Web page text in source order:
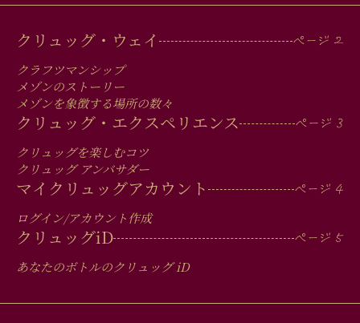
MAIN
MEN
IN
FOOTER
クリュッグ・ウェイ
クラフツマンシップ
メゾンのストーリー
メゾンを象徴する場所の数々
クリュッグ・エクスペリエンス
クリュッグを楽しむコツ
クリュッグ アンバサダー
マイクリュッグアカウント
ログイン/アカウント作成
クリュッグiD
あなたのボトルのクリュッグiD